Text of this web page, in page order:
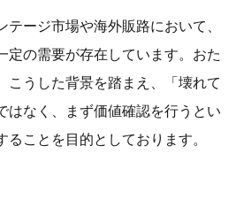
テージ市場や海外販路において、
定の需要が存在しています。おた
こうした背景を踏まえ、「壊れて
はなく、まず価値確認を行うとい
ることを目的としております。